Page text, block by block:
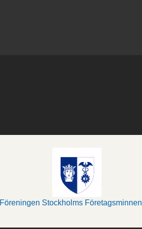
Föreningen Stockholms Företagsminnen